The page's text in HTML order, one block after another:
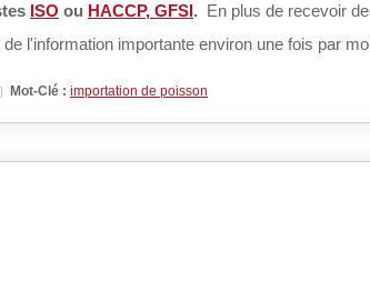
ISO ou HACCP, GFSI. En plus de recevoir
l'information importante environ une fois par
Mot-Clé : importation de poisson